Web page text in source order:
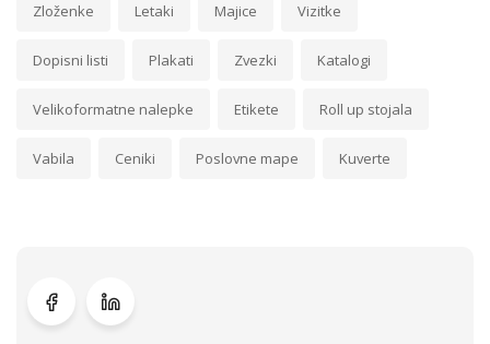
Zloženke Letaki Majice Vizitke
Dopisni listi Plakati Zvezki Katalogi
Velikoformatne nalepke Etikete Roll up stojala
Vabila Ceniki Poslovne mape Kuverte